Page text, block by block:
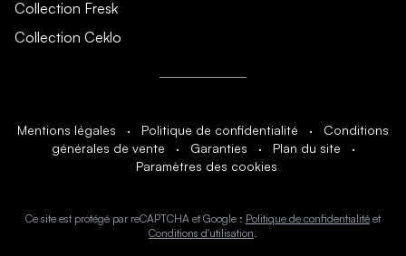
Collection Fresk
Collection Ceklo
Mentions légales · Politique de confidentialité ·
Conditions
générales de vente
· Garanties · Plan du site
·
Paramètres des cookies
Ce site est protégé par reCAPTCHA et Google : Politique de confidentialité et
Conditions d'utilisation.